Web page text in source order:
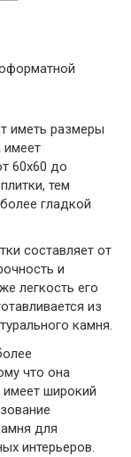
иметь размеры
имеет
60x60 до
тем
гладкой
составляет от
и
легкость его
из
камня.
что она
имеет широкий
для
интерьеров.